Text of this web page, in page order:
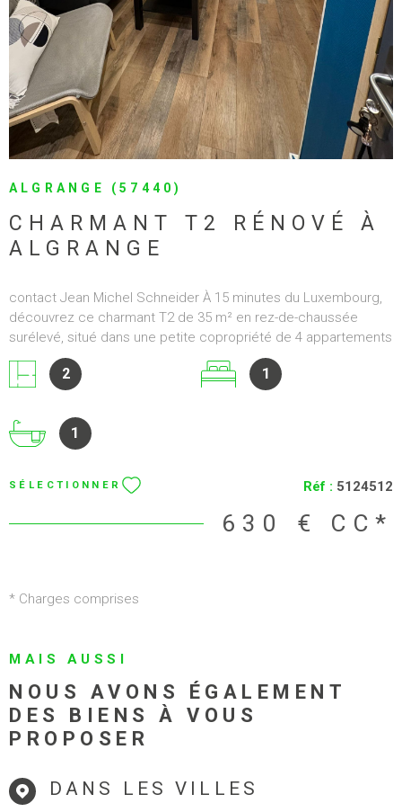
ALGRANGE (57440)
CHARMANT T2 RÉNOVÉ À
ALGRANGE
contact Jean Michel Schneider À 15 minutes du Luxembourg,
découvrez ce charmant T2 de 35 m² en rez-de-chaussée
surélevé, situé dans une petite copropriété de 4 appartements
à Algrange (57440). L'appartement se compose d'une entrée,
d'un salon-séjour ouvert sur une cuisine entièrement équipée,
chambre ainsi que d'une cave en sous-sol. Stationnement
facile devant l'immeuble et parking gratuit à proximité.
roulants manuels. Appartement traversant, entièrement rénové
il y a 2 ans, avec de très faibles charges de copropriété. À voir
2 1
1
SÉLECTIONNER Réf : 5124512
630 € CC*
* Charges comprises
MAIS AUSSI
NOUS AVONS ÉGALEMENT
DES BIENS À VOUS
PROPOSER
DANS LES VILLES